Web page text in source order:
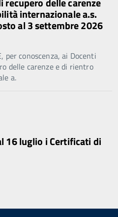
internazionale a.s.
al 3 settembre 2026
conoscenza, ai Docenti
delle carenze e di rientro
a.
16 luglio i Certificati di